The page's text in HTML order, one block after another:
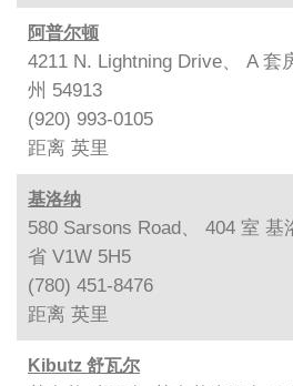
阿普尔顿
4211 N. Lightning Drive、 A 套
州 54913
(920) 993-0105
距离 英里
基洛纳
580 Sarsons Road、 404 室 基
省 V1W 5H5
(780) 451-8476
距离 英里
Kibutz 舒瓦尔